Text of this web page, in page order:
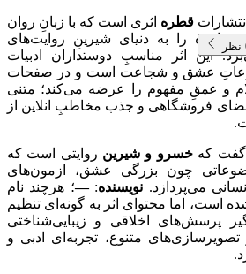
قطره اثری است که با زبانِ روان
را به دنیای شیرینِ روایت‌های
این اثر مناسبِ دوستداران ادبیات
عشق و شجاعت است و در صفحات
و عمقِ مفهوم را عرضه می‌کند؛ متنی
فروشگاهی و جذب مخاطبِ انلاین از
گفت کهخسرو و شیرین روایتی است که
چون بزرگی عشق، ازمون‌های
می‌پردازد. نویسنده:
—؛ هرچند نام
است، اما محتوای اثر به گونه‌ای تنظیم
پرسش‌های اخلاقی و زیبایی‌شناختی
تصویرسازی‌های متنوع، تجربه‌ای ادبی و
نظر